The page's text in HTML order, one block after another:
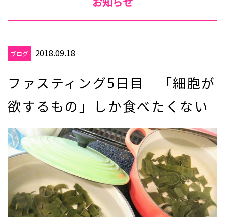
ブログ 2018.09.18
ファスティング5日目 「細胞が
欲するもの」しか食べたくない